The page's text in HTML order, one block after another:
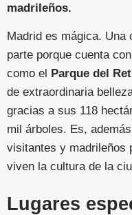
madrileños.
Madrid es mágica. Una
parte porque cuenta
como el
Parque del
de extraordinaria
gracias a sus 118
mil árboles. Es,
visitantes y madrileños
viven la cultura de la
Lugares